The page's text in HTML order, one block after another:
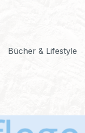
Bücher & Lifestyle